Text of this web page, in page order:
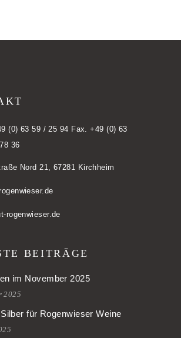
(0) 63 59 / 25 94 Fax. +49 (0) 63
36
Nord 21, 67281 Kirchheim
rogenwieser.de
BEITRÄGE
im November 2025
2025
für Rogenwieser Weine